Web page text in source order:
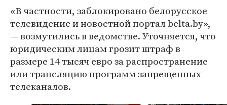
«В частности, заблокировано белорусское
телевидение и новостной портал belta.by»,
— возмутились в ведомстве. Уточняется, что
юридическим лицам грозит штраф в
размере 14 тысяч евро за распространение
или трансляцию программ запрещенных
телеканалов.